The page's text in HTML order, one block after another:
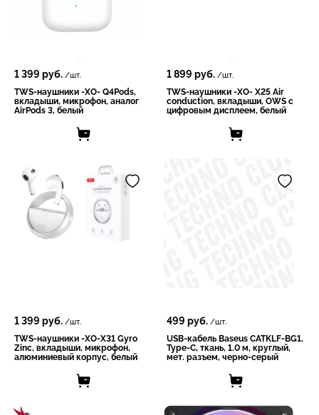
1 399 руб. /шт.
TWS-наушники -XO- Q4Pods,
вкладыши, микрофон, аналог
AirPods 3, белый
1 899 руб. /шт.
TWS-наушники -XO- X25 Air
conduction, вкладыши, OWS с
цифровым дисплеем, белый
1 399 руб. /шт.
TWS-наушники -XO-X31 Gyro
Zinc, вкладыши, микрофон,
алюминиевый корпус, белый
499 руб. /шт.
USB-кабель Baseus CATKLF-BG1,
Type-C, ткань, 1.0 м, круглый,
мет. разъем, черно-серый